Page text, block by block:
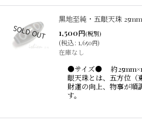
黒地至純・五眼天珠 25mm
1,500円(税別)
(税込: 1,650円)
在庫なし
●サイズ● 約
眼天珠とは、五方位（
財運の向上、物事が順
す。